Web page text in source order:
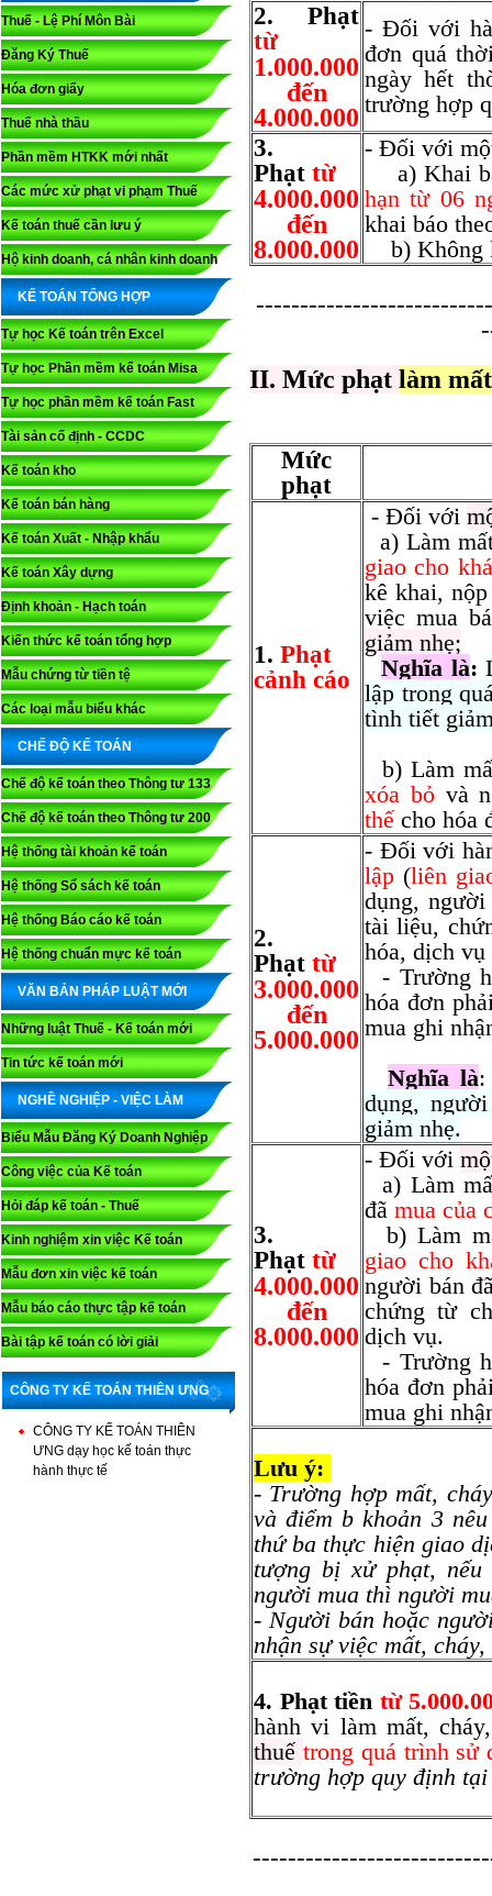
Thuế - Lệ Phí Môn Bài
Đăng Ký Thuế
Hóa đơn giấy
Thuế nhà thầu
Phần mềm HTKK mới nhất
Các mức xử phạt vi phạm Thuế
Kế toán thuế cần lưu ý
Hộ kinh doanh, cá nhân kinh doanh
KẾ TOÁN TỔNG HỢP
Tự học Kế toán trên Excel
Tự học Phần mềm kế toán Misa
Tự học phần mềm kế toán Fast
Tài sản cố định - CCDC
Kế toán kho
Kế toán bán hàng
Kế toán Xuất - Nhập khẩu
Kế toán Xây dựng
Định khoản - Hạch toán
Kiến thức kế toán tổng hợp
Mẫu chứng từ tiền tệ
Các loại mẫu biểu khác
CHẾ ĐỘ KẾ TOÁN
Chế độ kế toán theo Thông tư 133
Chế độ kế toán theo Thông tư 200
Hệ thống tài khoản kế toán
Hệ thống Sổ sách kế toán
Hệ thống Báo cáo kế toán
Hệ thống chuẩn mực kế toán
VĂN BẢN PHÁP LUẬT MỚI
Những luật Thuế - Kế toán mới
Tin tức kế toán mới
NGHỀ NGHIỆP - VIỆC LÀM
Biểu Mẫu Đăng Ký Doanh Nghiệp
Công việc của Kế toán
Hỏi đáp kế toán - Thuế
Kinh nghiệm xin việc Kế toán
Mẫu đơn xin việc kế toán
Mẫu báo cáo thực tập kế toán
Bài tập kế toán có lời giải
CÔNG TY KẾ TOÁN THIÊN ƯNG
CÔNG TY KẾ TOÁN THIÊN
ƯNG dạy học kế toán thực
hành thực tế
2. Phạt
từ
1.000.000
đến
4.000.000
- Đối với
đơn quá
ngày hết
trường hợp
3.
Phạt từ
4.000.000
đến
8.000.000
- Đối với
a) Khai
hạn từ 06
khai báo
b) Không
II. Mức phạt làm
Mức
phạt
1. Phạt
cảnh cáo
- Đối với
a) Làm
giao cho
kê khai,
việc mua
giảm nhẹ;
Nghĩa là:
lập trong
tình tiết
b) Làm
xóa bỏ và
thế cho hóa
2.
Phạt từ
3.000.000
đến
5.000.000
- Đối với
lập (liên
dụng,
tài liệu,
hóa, dịch
- Trường
hóa đơn
mua ghi
Nghĩa là
dụng,
giảm nhẹ.
3.
Phạt từ
4.000.000
đến
8.000.000
- Đối với
a) Làm
đã mua của
b) Làm
giao cho
người bán
chứng từ
dịch vụ.
- Trường
hóa đơn
mua ghi
Lưu ý:
- Trường hợp mất,
và điểm b khoản 3
thứ ba thực hiện giao
tượng bị xử phạt,
người mua thì người
- Người bán hoặc
nhận sự việc mất,
4. Phạt tiền từ
hành vi làm mất,
thuế trong quá trình sử
trường hợp quy định